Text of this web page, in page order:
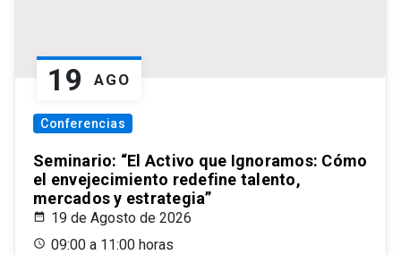
19 AGO
Conferencias
Seminario: “El Activo que Ignoramos: Cómo
el envejecimiento redefine talento,
mercados y estrategia”
19 de Agosto de 2026
09:00 a 11:00 horas